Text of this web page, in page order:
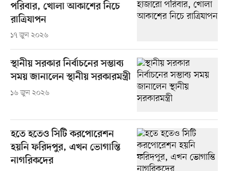
পরিবার, খোলা আকাশের নিচে
রাত্রিযাপন
১৭ জুন ২০২৬
স্থানীয় সরকার নির্বাচনের সম্ভাব্য
সময় জানালেন স্থানীয় সরকারমন্ত্রী
১৬ জুন ২০২৬
হতে হতেও সিটি করপোরেশন
হয়নি ফরিদপুর, এখন ভোগান্তি
নাগরিকদের